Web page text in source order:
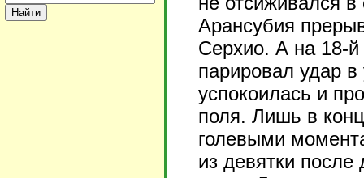
Арансубия
Серхио. А на 18-
парировал удар
успокоилась и
поля. Лишь в
голевыми
из девятки